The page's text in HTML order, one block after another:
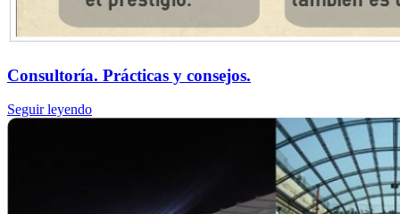
Consultoría. Prácticas y consejos.
Seguir leyendo